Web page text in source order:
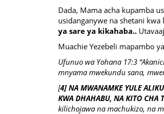
Dada, Mama acha kupamba
usidanganywe na shetani
ya sare ya kikahaba..
Muachie Yezebeli mapambo
Ufunuo wa Yohana 17:3
mnyama mwekundu sana,
[4] NA MWANAMKE YULE
KWA DHAHABU, NA KITO CHA
kilichojawa na machukizo, na